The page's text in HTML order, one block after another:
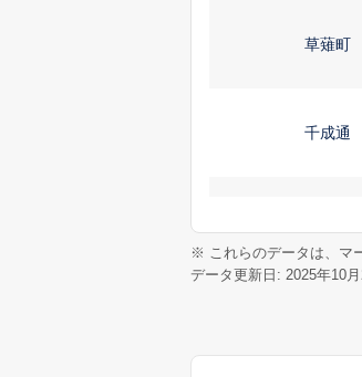
草薙町
千成通
※ これらのデータは、マ
データ更新日: 2025年10月